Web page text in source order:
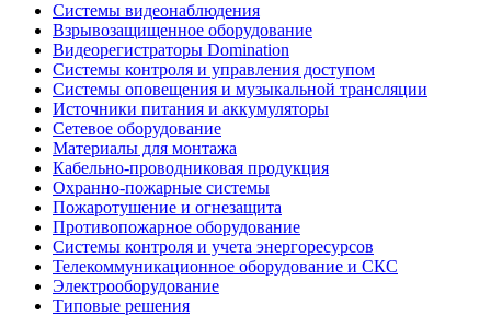
Системы видеонаблюдения
Взрывозащищенное оборудование
Видеорегистраторы Domination
Системы контроля и управления доступом
Системы оповещения и музыкальной трансляции
Источники питания и аккумуляторы
Сетевое оборудование
Материалы для монтажа
Кабельно-проводниковая продукция
Охранно-пожарные системы
Пожаротушение и огнезащита
Противопожарное оборудование
Системы контроля и учета энергоресурсов
Телекоммуникационное оборудование и СКС
Электрооборудование
Типовые решения